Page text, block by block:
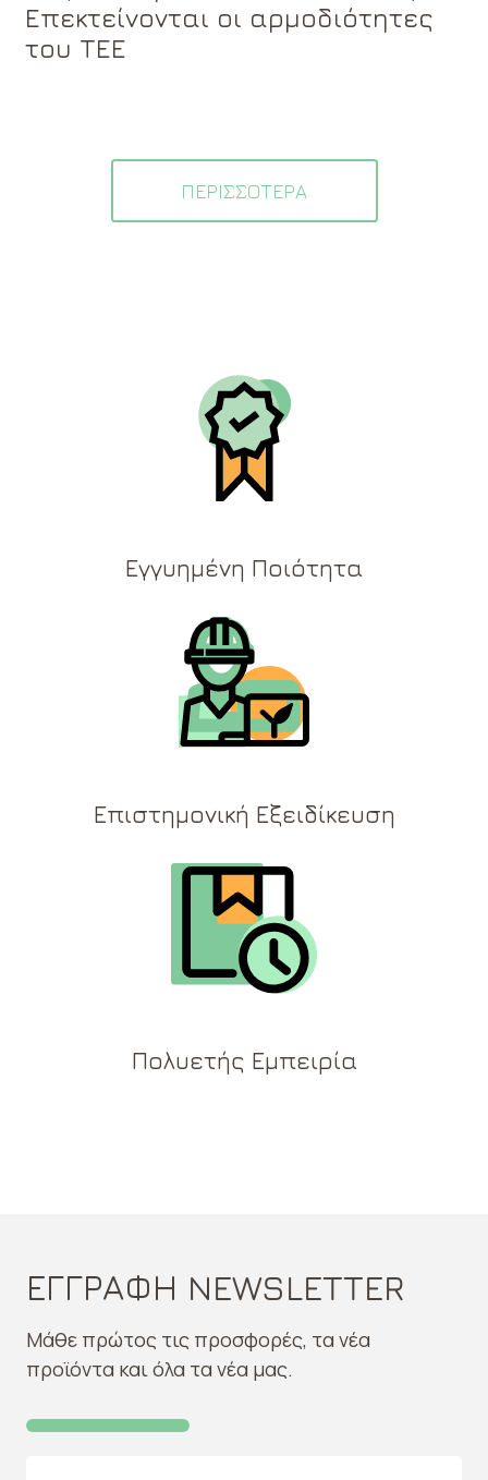
Επεκτείνονται οι αρμοδιότητες
του ΤΕΕ
ΠΕΡΙΣΣΟΤΕΡΑ
Εγγυημένη Ποιότητα
Επιστημονική Εξειδίκευση
Πολυετής Εμπειρία
ΕΓΓΡΑΦΗ NEWSLETTER
Μάθε πρώτος τις προσφορές, τα νέα
προϊόντα και όλα τα νέα μας.